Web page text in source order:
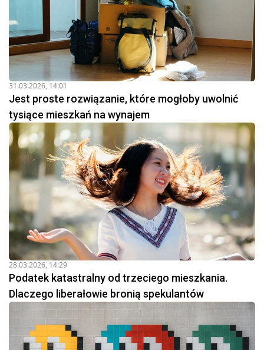
31.03.2026, 14:01
Jest proste rozwiązanie, które mogłoby uwolnić
tysiące mieszkań na wynajem
28.03.2026, 14:29
Podatek katastralny od trzeciego mieszkania.
Dlaczego liberałowie bronią spekulantów